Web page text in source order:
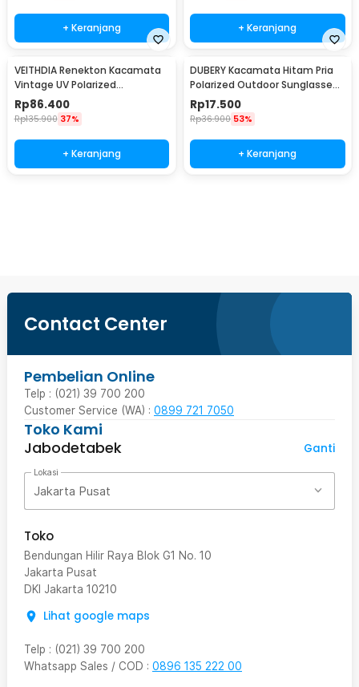
+ Keranjang + Keranjang
VEITHDIA Renekton Kacamata
Vintage UV Polarized
Sunglasses - 2462
Rp86.400
Rp135.900 37%
+ Keranjang
DUBERY Kacamata Hitam Pria
Polarized Outdoor Sunglasses
- D731-04
Rp17.500
Rp36.900 53%
+ Keranjang
Contact Center
Pembelian Online
Telp : (021) 39 700 200
Customer Service (WA) : 0899 721 7050
Toko Kami
Jabodetabek
Ganti
Lokasi
Jakarta Pusat
Toko
Bendungan Hilir Raya Blok G1 No. 10
Jakarta Pusat
DKI Jakarta 10210
Lihat google maps
Telp : (021) 39 700 200
Whatsapp Sales / COD : 0896 135 222 00